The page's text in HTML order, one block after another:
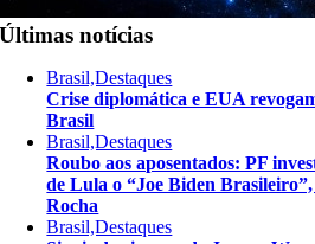
Últimas notícias
Brasil,Destaques
Crise diplomática e EUA
Brasil
Brasil,Destaques
Roubo aos aposentados: PF
de Lula o “Joe Biden
Rocha
Brasil,Destaques